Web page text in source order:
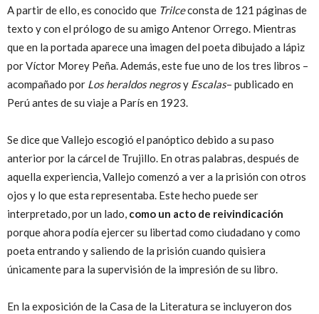
A partir de ello, es conocido que Trilceconsta de 121 páginas de
texto y con el prólogo de su amigo Antenor Orrego. Mientras
que en la portada aparece una imagen del poeta dibujado a lápiz
por Víctor Morey Peña. Además, este fue uno de los tres libros –
acompañado por Los heraldos negrosy Escalas– publicado en
Perú antes de su viaje a París en 1923.
Se dice que Vallejo escogió el panóptico debido a su paso
anterior por la cárcel de Trujillo. En otras palabras, después de
aquella experiencia, Vallejo comenzó a ver a la prisión con otros
ojos y lo que esta representaba. Este hecho puede ser
interpretado, por un lado, como un acto de reivindicación
porque ahora podía ejercer su libertad como ciudadano y como
poeta entrando y saliendo de la prisión cuando quisiera
únicamente para la supervisión de la impresión de su libro.
En la exposición de la Casa de la Literatura se incluyeron dos